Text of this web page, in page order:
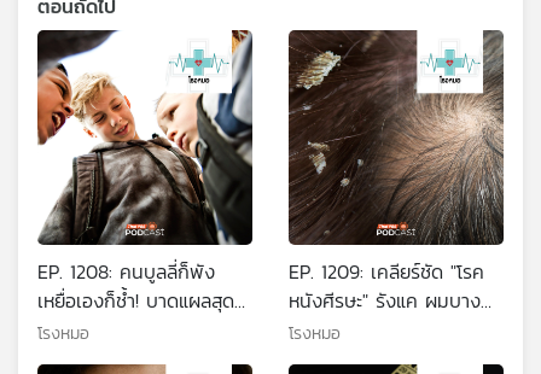
EP. 1208: คนบูลลี่ก็พัง
เหยื่อเองก็ช้ำ! บาดแผลสุด
ลึกที่มองไม่เห็น
โรงหมอ
EP. 1209: เคลียร์ชัด "โรค
หนังศีรษะ" รังแค ผมบาง
หัวล้าน รู้ก่อนป้องกันได้
รักษาทัน
โรงหมอ